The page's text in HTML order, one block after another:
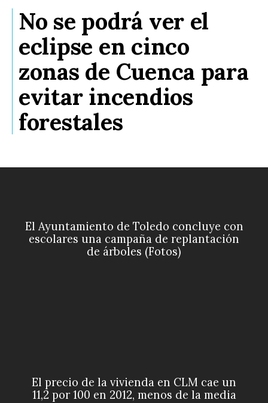
No se podrá ver el
eclipse en cinco
zonas de Cuenca para
evitar incendios
forestales
El Ayuntamiento de Toledo concluye con
escolares una campaña de replantación
de árboles (Fotos)
El precio de la vivienda en CLM cae un
11,2 por 100 en 2012, menos de la media